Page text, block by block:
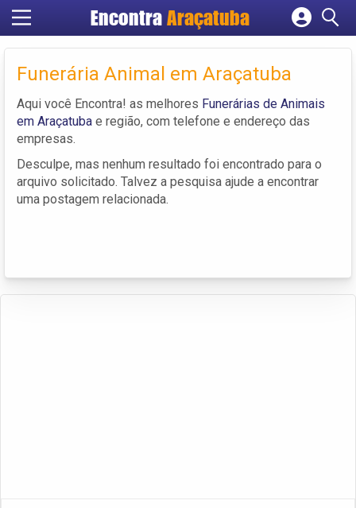
Encontra Araçatuba
Cadastrar empresa
Criar conta
Funerária Animal em Araçatuba
Aqui você Encontra! as melhores Funerárias de Animais
em Araçatuba e região, com telefone e endereço das
empresas.
Desculpe, mas nenhum resultado foi encontrado para o
arquivo solicitado. Talvez a pesquisa ajude a encontrar
uma postagem relacionada.